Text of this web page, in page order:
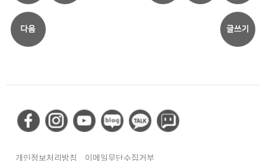
개인정보처리방침 이메일무단수집거부